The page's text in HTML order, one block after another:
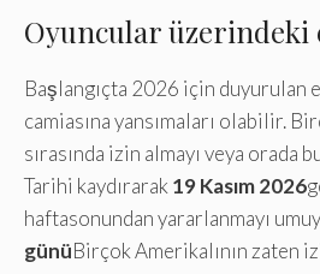
Oyuncular üzerindeki
Başlangıçta 2026 için duyurulan
camiasına yansımaları olabilir.
sırasında izin almayı veya orada
Tarihi kaydırarak 19 Kasım 2026
haftasonundan yararlanmayı
günüBirçok Amerikalının zaten